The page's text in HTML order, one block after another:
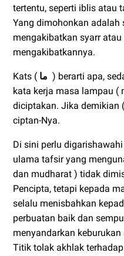
tertentu, seperti iblis atau
Yang dimohonkan adalah
mengakibatkan syarr
mengakibatkannya.
Kats ( ) berarti apa,
kata kerja masa lampau (
diciptakan. Jika demikian (
ciptan-Nya.
Di sini perlu
ulama tafsir yang
dan mudharat ) tidak
Pencipta, tetapi kepada
selalu menisbahkan
perbuatan baik dan
menyandarkan
Titik tolak akhlak